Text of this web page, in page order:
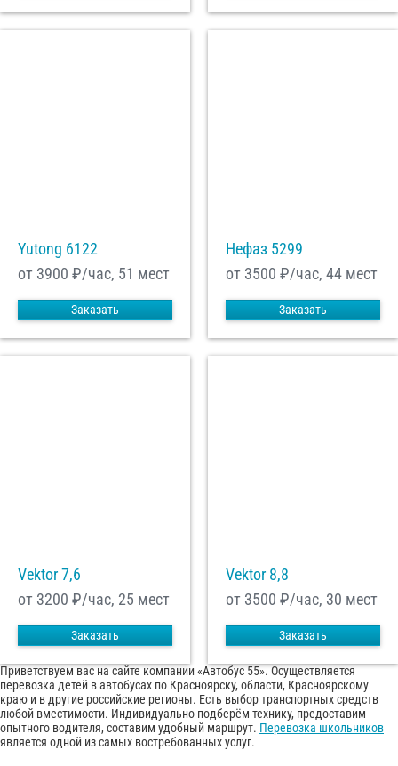
Yutong 6122
от 3900 ₽/час, 51 мест
Заказать
Нефаз 5299
от 3500 ₽/час, 44 мест
Заказать
Vektor 7,6
от 3200 ₽/час, 25 мест
Заказать
Vektor 8,8
от 3500 ₽/час, 30 мест
Заказать
Приветствуем вас на сайте компании «Автобус 55». Осуществляется
перевозка детей в автобусах по Красноярску, области, Красноярскому
краю и в другие российские регионы. Есть выбор транспортных средств
любой вместимости. Индивидуально подберём технику, предоставим
опытного водителя, составим удобный маршрут. Перевозка школьников
является одной из самых востребованных услуг.